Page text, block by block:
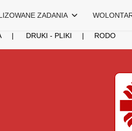
ZADANIA
| DRUKI - PLIKI | RODO